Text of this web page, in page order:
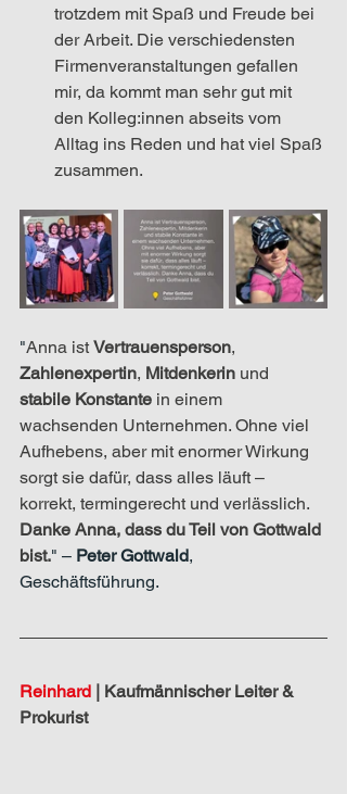
trotzdem mit Spaß und Freude bei
der Arbeit. Die verschiedensten
Firmenveranstaltungen gefallen
mir, da kommt man sehr gut mit
den Kolleg:innen abseits vom
Alltag ins Reden und hat viel Spaß
zusammen.
"Anna ist Vertrauensperson,
Zahlenexpertin, Mitdenkerin und
stabile Konstante in einem
wachsenden Unternehmen. Ohne viel
Aufhebens, aber mit enormer Wirkung
sorgt sie dafür, dass alles läuft –
korrekt, termingerecht und verlässlich.
Danke Anna, dass du Teil von Gottwald
bist." – Peter Gottwald,
Geschäftsführung.
Reinhard | Kaufmännischer Leiter &
Prokurist